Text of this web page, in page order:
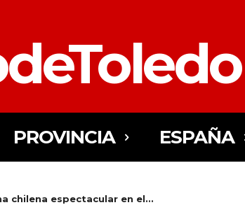
PROVINCIA ESPAÑA
chilena espectacular en el...